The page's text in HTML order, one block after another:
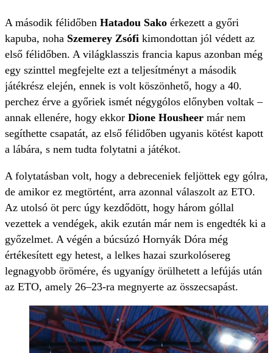
A második félidőben Hatadou Sako érkezett a győri
kapuba, noha Szemerey Zsófi kimondottan jól védett az
első félidőben. A világklasszis francia kapus azonban még
egy szinttel megfejelte ezt a teljesítményt a második
játékrész elején, ennek is volt köszönhető, hogy a 40.
perchez érve a győriek ismét négygólos előnyben voltak –
annak ellenére, hogy ekkor Dione Housheer már nem
segíthette csapatát, az első félidőben ugyanis kötést kapott
a lábára, s nem tudta folytatni a játékot.
A folytatásban volt, hogy a debreceniek feljöttek egy gólra,
de amikor ez megtörtént, arra azonnal válaszolt az ETO.
Az utolsó öt perc úgy kezdődött, hogy három góllal
vezettek a vendégek, akik ezután már nem is engedték ki a
győzelmet. A végén a búcsúzó Hornyák Dóra még
értékesített egy hetest, a lelkes hazai szurkolósereg
legnagyobb örömére, és ugyanígy örülhetett a lefújás után
az ETO, amely 26–23-ra megnyerte az összecsapást.